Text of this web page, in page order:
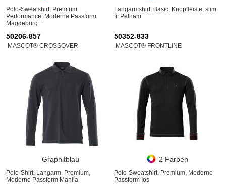
Polo-Sweatshirt, Premium
Performance, Moderne Passform
Magdeburg
Langarmshirt, Basic, Knopfleiste, slim
fit Pelham
50206-857
MASCOT® CROSSOVER
Graphitblau
Polo-Shirt, Langarm, Premium,
Moderne Passform Manila
50352-833
MASCOT® FRONTLINE
2 Farben
Polo-Sweatshirt, Premium, Moderne
Passform Ios